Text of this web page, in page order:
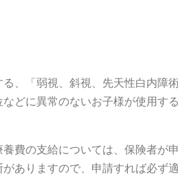
、「弱視、斜視、先天性白内
どに異常のないお子様が使用
費の支給については、保険者
ありますので、申請すれば必ず